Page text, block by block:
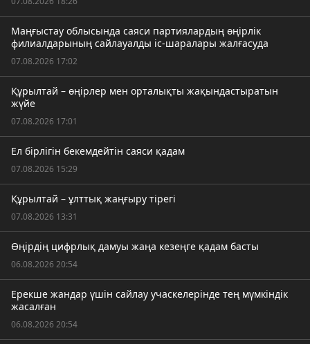
Маңғыстау облысында саяси партиялардың өңірлік
филиалдарының сайлауалды іс-шаралары жалғасуда
07.08.2026 17:02
Құрылтай – өңірлер мен орталықты жақындастыратын
жүйе
07.08.2026 17:01
Ел бірлігін бекемдейтін саяси қадам
07.08.2026 15:29
Құрылтай – ұлттық жаңғыру тірегі
07.08.2026 13:31
Өңірдің цифрлық дамуы жаңа кезеңге қадам басты
06.08.2026 20:54
Ерекше жандар үшін сайлау учаскелерінде тең мүмкіндік
жасалған
06.08.2026 20:54